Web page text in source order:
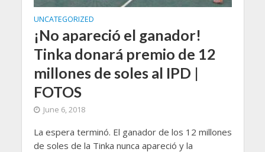
UNCATEGORIZED
¡No apareció el ganador!
Tinka donará premio de 12
millones de soles al IPD |
FOTOS
June 6, 2018
La espera terminó. El ganador de los 12 millones
de soles de la Tinka nunca apareció y la